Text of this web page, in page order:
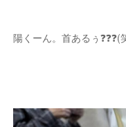
陽くーん。首あるぅ